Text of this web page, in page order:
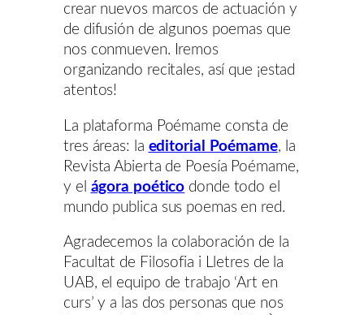
crear nuevos marcos de actuación y
de difusión de algunos poemas que
nos conmueven. Iremos
organizando recitales, así que ¡estad
atentos!
La plataforma Poémame consta de
tres áreas: la editorial Poémame, la
Revista Abierta de Poesía Poémame,
y el ágora poético donde todo el
mundo publica sus poemas en red.
Agradecemos la colaboración de la
Facultat de Filosofia i Lletres de la
UAB, el equipo de trabajo ‘Art en
curs’ y a las dos personas que nos